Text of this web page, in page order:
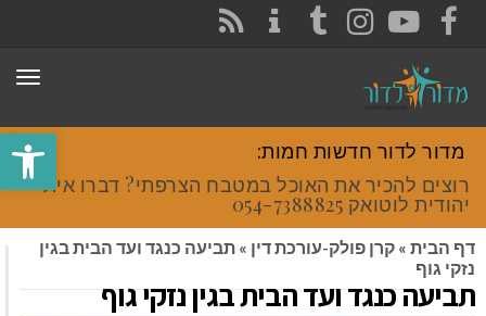
פתח
FACEBOOK
YOUTUBE
INSTAGRAM
TUMBLR
מדור לדור חדשות חמות:
רוצים להכיר את האוכל במטבח הצרפתי? דברו איתי
יהודית לוטואק 054-7388825.
דף הבית » קרן פולק-עורכת דין » תביעה כנגד ועד הבית בגין
נזקי גוף
תביעה כנגד ועד הבית בגין נזקי גוף